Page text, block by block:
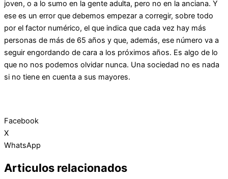
joven, o a lo sumo en la gente adulta, pero no en la anciana. Y
ese es un error que debemos empezar a corregir, sobre todo
por el factor numérico, el que indica que cada vez hay más
personas de más de 65 años y que, además, ese número va a
seguir engordando de cara a los próximos años. Es algo de lo
que no nos podemos olvidar nunca. Una sociedad no es nada
si no tiene en cuenta a sus mayores.
Facebook
X
WhatsApp
Articulos relacionados